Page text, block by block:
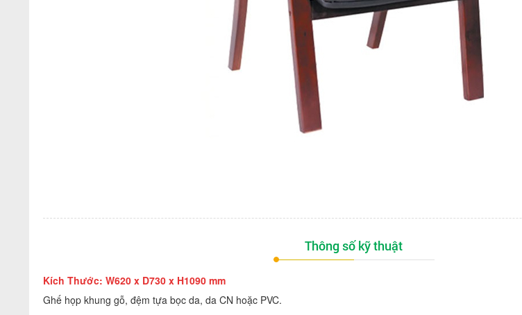
Thông số kỹ thuật
Kích Thước: W620 x D730 x H1090 mm
Ghế họp khung gỗ, đệm tựa bọc da, da CN hoặc PVC.